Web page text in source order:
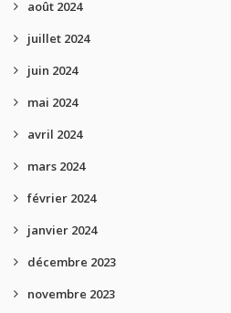
août 2024
juillet 2024
juin 2024
mai 2024
avril 2024
mars 2024
février 2024
janvier 2024
décembre 2023
novembre 2023